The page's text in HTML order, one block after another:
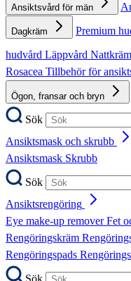
Ansiktsvård för män
Dagkräm Premium
hudvård Läppvård Nattkräm
Rosacea Tillbehör för
Ögon, fransar och bryn
Sök
Ansiktsmask och skrubb
Ansiktsmask Skrubb
Sök
Ansiktsrengöring
Eye make-up removerFet
Rengöringskräm
Rengöringspads